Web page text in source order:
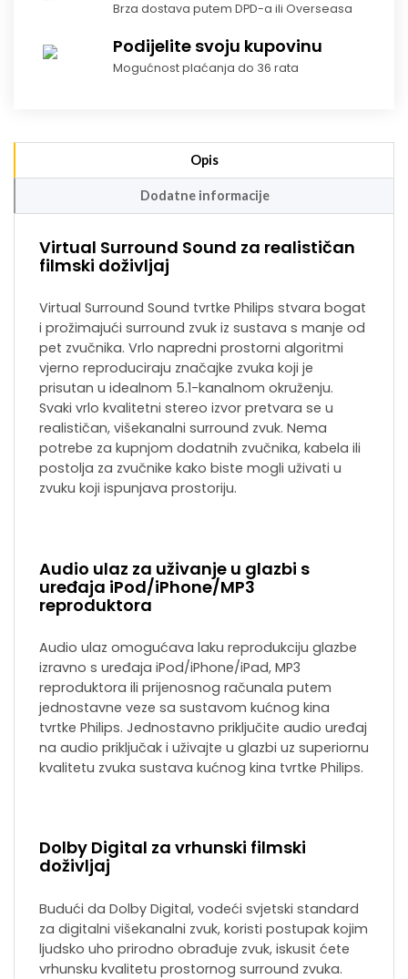
Brza dostava putem DPD-a ili Overseasa
Podijelite svoju kupovinu
Mogućnost plaćanja do 36 rata
Opis
Dodatne informacije
Virtual Surround Sound za realističan
filmski doživljaj
Virtual Surround Sound tvrtke Philips stvara bogat
i prožimajući surround zvuk iz sustava s manje od
pet zvučnika. Vrlo napredni prostorni algoritmi
vjerno reproduciraju značajke zvuka koji je
prisutan u idealnom 5.1-kanalnom okruženju.
Svaki vrlo kvalitetni stereo izvor pretvara se u
realističan, višekanalni surround zvuk. Nema
potrebe za kupnjom dodatnih zvučnika, kabela ili
postolja za zvučnike kako biste mogli uživati u
zvuku koji ispunjava prostoriju.
Audio ulaz za uživanje u glazbi s
uređaja iPod/iPhone/MP3
reproduktora
Audio ulaz omogućava laku reprodukciju glazbe
izravno s uređaja iPod/iPhone/iPad, MP3
reproduktora ili prijenosnog računala putem
jednostavne veze sa sustavom kućnog kina
tvrtke Philips. Jednostavno priključite audio uređaj
na audio priključak i uživajte u glazbi uz superiornu
kvalitetu zvuka sustava kućnog kina tvrtke Philips.
Dolby Digital za vrhunski filmski
doživljaj
Budući da Dolby Digital, vodeći svjetski standard
za digitalni višekanalni zvuk, koristi postupak kojim
ljudsko uho prirodno obrađuje zvuk, iskusit ćete
vrhunsku kvalitetu prostornog surround zvuka.